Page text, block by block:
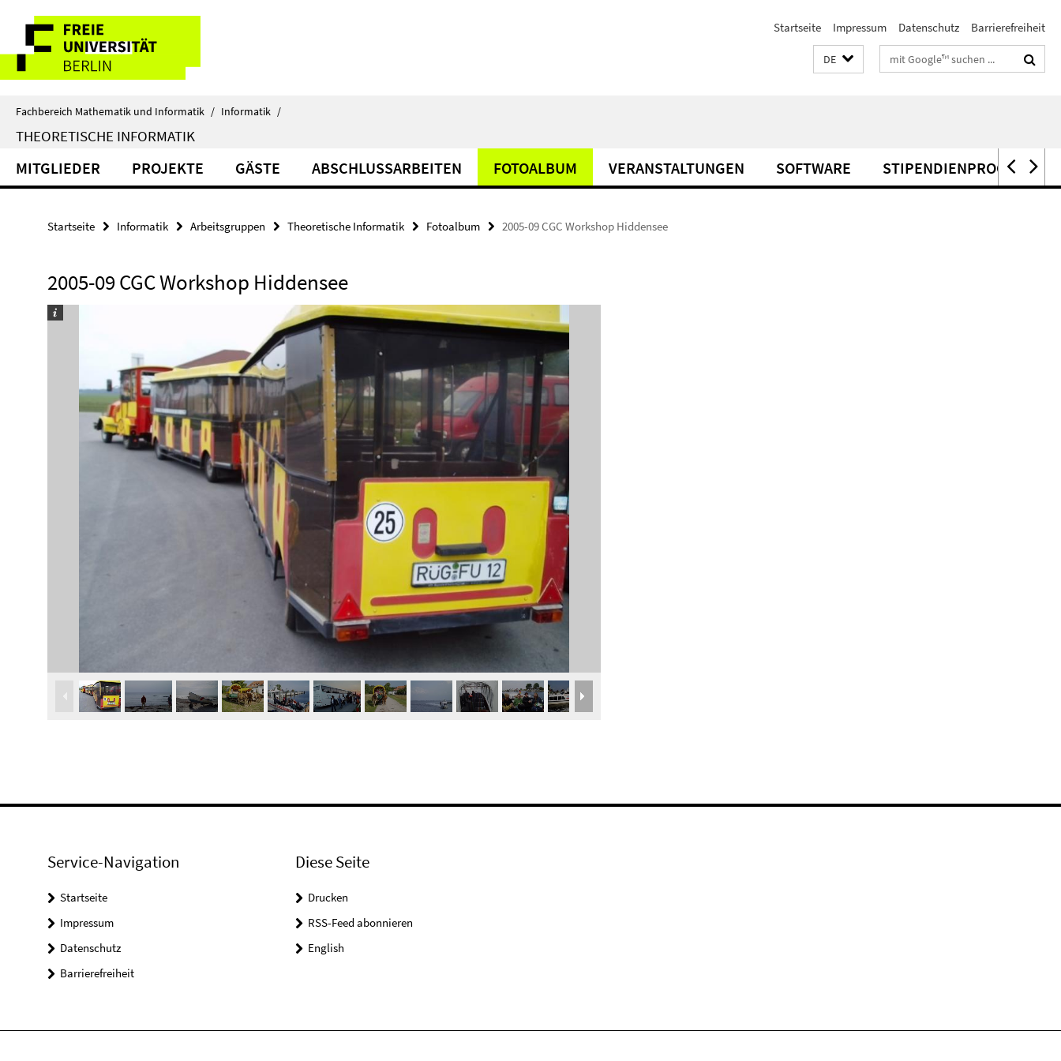
direkt
Inhalt
Service-
Navigation
Startseite Impressum Datenschutz Barrierefreiheit
DE Suchbegriffe
Fachbereich Mathematik und Informatik / Informatik /
THEORETISCHE INFORMATIK
MITGLIEDER PROJEKTE GÄSTE ABSCHLUSSARBEITEN FOTOALBUM VERANSTALTUNGEN SOFTWARE STIPENDIENPROGRAMME
Startseite Informatik Arbeitsgruppen Theoretische Informatik Fotoalbum 2005-09 CGC Workshop Hiddensee
2005-09 CGC Workshop Hiddensee
Service-Navigation
Startseite
Impressum
Datenschutz
Barrierefreiheit
Diese Seite
Drucken
RSS-Feed abonnieren
English